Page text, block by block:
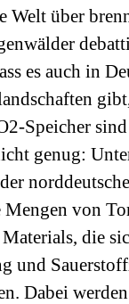
Welt über
es auch in
Speicher
genug:
Mengen von
die
und
Dabei